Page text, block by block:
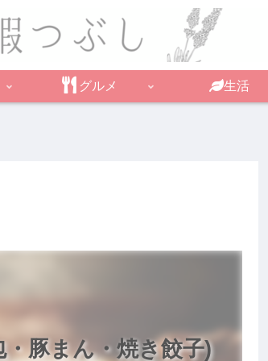
グルメ 生活
豚まん・焼き餃子)